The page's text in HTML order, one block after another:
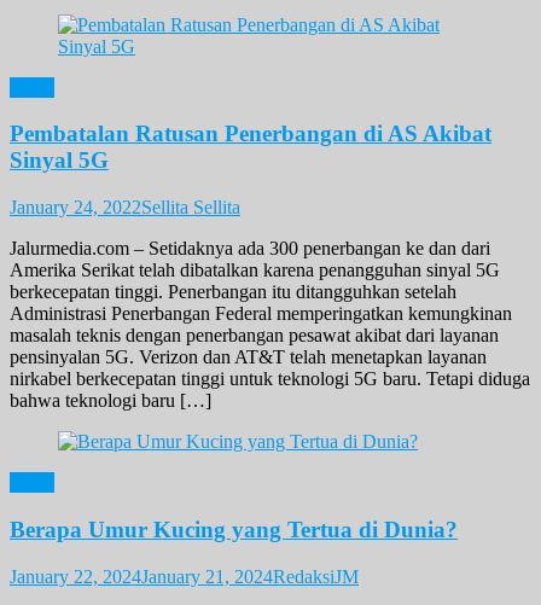
Pembatalan Ratusan Penerbangan di AS Akibat
Sinyal 5G
January 24, 2022Sellita Sellita
Jalurmedia.com – Setidaknya ada 300 penerbangan ke dan dari
Amerika Serikat telah dibatalkan karena penangguhan sinyal 5G
berkecepatan tinggi. Penerbangan itu ditangguhkan setelah
Administrasi Penerbangan Federal memperingatkan kemungkinan
masalah teknis dengan penerbangan pesawat akibat dari layanan
pensinyalan 5G. Verizon dan AT&T telah menetapkan layanan
nirkabel berkecepatan tinggi untuk teknologi 5G baru. Tetapi diduga
bahwa teknologi baru […]
Berapa Umur Kucing yang Tertua di Dunia?
January 22, 2024January 21, 2024RedaksiJM